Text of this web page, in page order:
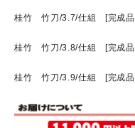
桂竹 竹刀/3.7/仕組 [完成
桂竹 竹刀/3.8/仕組 [完成
桂竹 竹刀/3.9/仕組 [完成